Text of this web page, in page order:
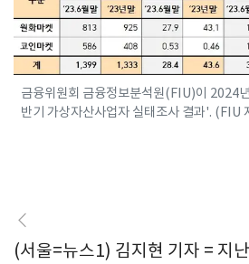
금융위원회 금융정보분석원(FIU)이 2024
반기 가상자산사업자 실태조사 결과'. (FIU
(서울=뉴스1) 김지현 기자 = 지